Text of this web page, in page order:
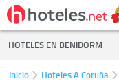
HOTELES EN BENIDORM
Inicio Hoteles A Coruña